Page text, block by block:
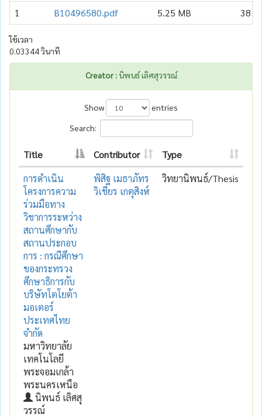
1
B10496580.pdf 5.25 MB 38
ใช้เวลา
0.03344 วินาที
Creator :นิพนธ์ เลิศสุวรรณ์
Show
entries
Search:
Title Contributor
Type
การดำเนิน
โครงการความ
ร่วมมือทาง
วิชาการระหว่าง
สถานศึกษากับ
สถานประกอบ
การ : กรณีศึกษา
ของกระทรวง
ศึกษาธิการกับ
บริษัทโตโยต้า
มอเตอร์
ประเทศไทย
จำกัด
มหาวิทยาลัย
เทคโนโลยี
พระจอมเกล้า
พระนครเหนือ
นิพนธ์ เลิศสุ
วรรณ์
พิสิฐ เมธาภัทร
วิเชียร เกตุสิงห์
วิทยานิพนธ์/Thesis